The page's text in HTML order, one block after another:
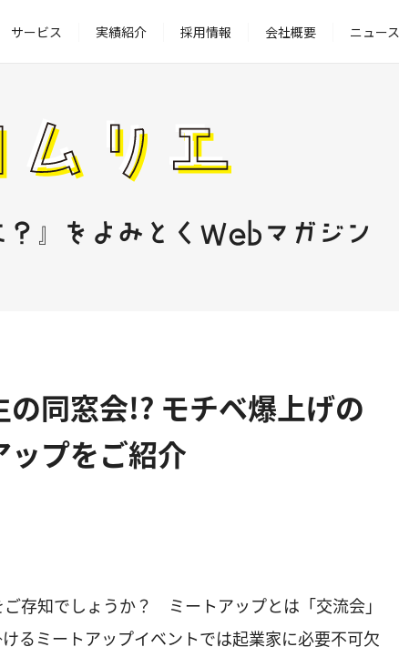
サービス 実績紹介 採用情報 会社概要 ニュース
？』をよみとくWebマガジン
同窓会!? モチベ爆上げの
プをご紹介
存知でしょうか？ ミートアップとは「交流会」
るミートアップイベントでは起業家に必要不可欠